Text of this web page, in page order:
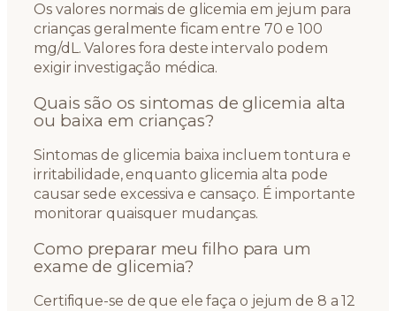
Os valores normais de glicemia em jejum para
crianças geralmente ficam entre 70 e 100
mg/dL. Valores fora deste intervalo podem
exigir investigação médica.
Quais são os sintomas de glicemia alta
ou baixa em crianças?
Sintomas de glicemia baixa incluem tontura e
irritabilidade, enquanto glicemia alta pode
causar sede excessiva e cansaço. É importante
monitorar quaisquer mudanças.
Como preparar meu filho para um
exame de glicemia?
Certifique-se de que ele faça o jejum de 8 a 12